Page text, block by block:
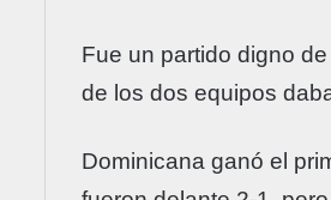
Fue un partido digno
de los dos equipos
Dominicana ganó el